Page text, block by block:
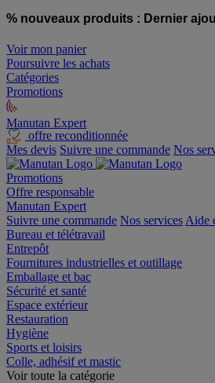
% nouveaux produits : Dernier
Voir mon panier
Poursuivre les achats
Catégories
Promotions
Manutan Expert
offre reconditionnée
Mes devis Suivre une commande Nos
Promotions
Offre responsable
Manutan Expert
Suivre une commande Nos services Aide
Bureau et télétravail
Entrepôt
Fournitures industrielles et outillage
Emballage et bac
Sécurité et santé
Espace extérieur
Restauration
Hygiène
Sports et loisirs
Colle, adhésif et mastic
Voir toute la catégorie